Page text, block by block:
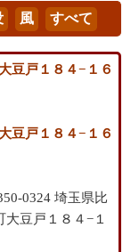
豆戸１８４−１６
豆戸１８４−１６
0324 埼玉県比
大豆戸１８４−１